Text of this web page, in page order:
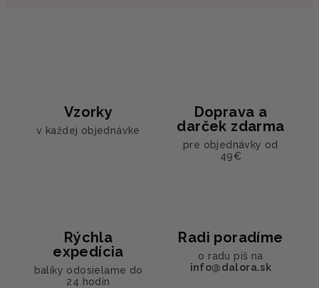
Vzorky
v každej objednávke
Doprava a
darček zdarma
pre objednávky od
49€
Rýchla
expedícia
balíky odosielame do
24 hodín
Radi poradíme
o radu píš na
info@dalora.sk